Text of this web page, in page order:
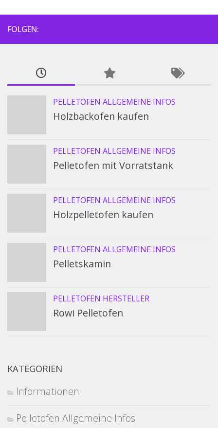
FOLGEN:
PELLETOFEN ALLGEMEINE INFOS
Holzbackofen kaufen
PELLETOFEN ALLGEMEINE INFOS
Pelletofen mit Vorratstank
PELLETOFEN ALLGEMEINE INFOS
Holzpelletofen kaufen
PELLETOFEN ALLGEMEINE INFOS
Pelletskamin
PELLETOFEN HERSTELLER
Rowi Pelletofen
KATEGORIEN
Informationen
Pelletofen Allgemeine Infos